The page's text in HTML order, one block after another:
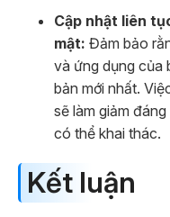
Cập nhật liên
mật: Đảm bảo
và ứng dụng của
bản mới nhất.
sẽ làm giảm
có thể khai thác.
Kết luận